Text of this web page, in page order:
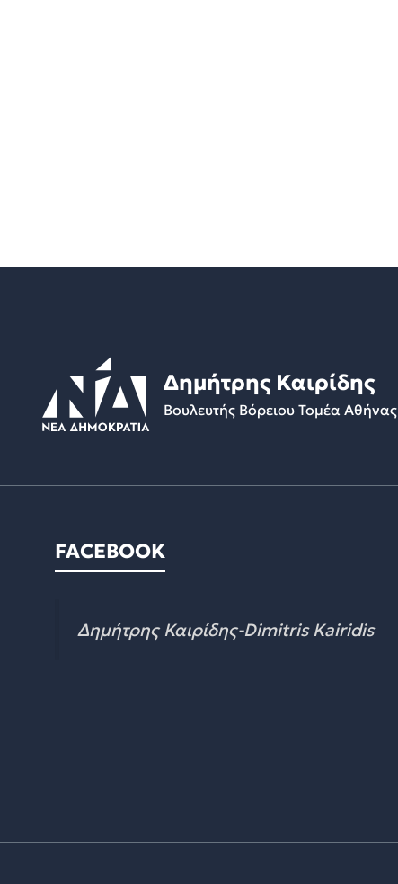
Δημήτρης Καιρίδης
Βουλευτής Βόρειου Τομέα Αθήνας
FACEBOOK
Δημήτρης Καιρίδης-Dimitris Kairidis